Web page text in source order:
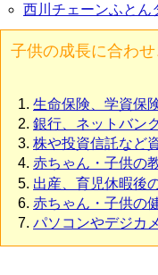
西川チェーンふとん
子供の成長に合わ
生命保険、学資保
銀行、ネットバン
株や投資信託など
赤ちゃん・子供の
出産、育児休暇後
赤ちゃん・子供の
パソコンやデジカ